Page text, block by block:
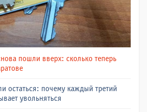
пошли вверх: сколько теперь
остаться: почему каждый третий
увольняться